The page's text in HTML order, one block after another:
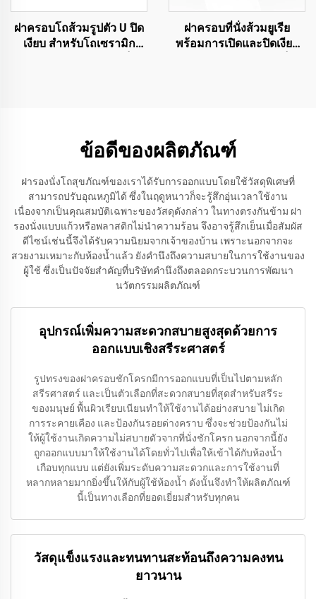
ฝาครอบโถส้วมรูปตัว U ปิด
เงียบ สำหรับโถเซรามิก
ฝาครอบที่นั่งส้วมยูเรีย
พร้อมการเปิดและปิดเงียบ
ข้อดีของผลิตภัณฑ์
ฝารองนั่งโถสุขภัณฑ์ของเราได้รับการออกแบบโดยใช้วัสดุพิเศษที่
สามารถปรับอุณหภูมิได้ ซึ่งในฤดูหนาวก็จะรู้สึกอุ่นเวลาใช้งาน
เนื่องจากเป็นคุณสมบัติเฉพาะของวัสดุดังกล่าว ในทางตรงกันข้าม ฝา
รองนั่งแบบแก้วหรือพลาสติกไม่นำความร้อน จึงอาจรู้สึกเย็นเมื่อสัมผัส
ดีไซน์เช่นนี้จึงได้รับความนิยมจากเจ้าของบ้าน เพราะนอกจากจะ
สวยงามเหมาะกับห้องน้ำแล้ว ยังคำนึงถึงความสบายในการใช้งานของ
ผู้ใช้ ซึ่งเป็นปัจจัยสำคัญที่บริษัทคำนึงถึงตลอดกระบวนการพัฒนา
นวัตกรรมผลิตภัณฑ์
อุปกรณ์เพิ่มความสะดวกสบายสูงสุดด้วยการ
ออกแบบเชิงสรีระศาสตร์
รูปทรงของฝาครอบชักโครกมีการออกแบบที่เป็นไปตามหลัก
สรีรศาสตร์ และเป็นตัวเลือกที่สะดวกสบายที่สุดสำหรับสรีระ
ของมนุษย์ พื้นผิวเรียบเนียนทำให้ใช้งานได้อย่างสบาย ไม่เกิด
การระคายเคือง และป้องกันรอยด่างคราบ ซึ่งจะช่วยป้องกันไม่
ให้ผู้ใช้งานเกิดความไม่สบายตัวจากที่นั่งชักโครก นอกจากนี้ยัง
ถูกออกแบบมาให้ใช้งานได้โดยทั่วไปเพื่อให้เข้าได้กับห้องน้ำ
เกือบทุกแบบ แต่ยังเพิ่มระดับความสะดวกและการใช้งานที่
หลากหลายมากยิ่งขึ้นให้กับผู้ใช้ห้องน้ำ ดังนั้นจึงทำให้ผลิตภัณฑ์
นี้เป็นทางเลือกที่ยอดเยี่ยมสำหรับทุกคน
วัสดุแข็งแรงและทนทานสะท้อนถึงความคงทน
ยาวนาน